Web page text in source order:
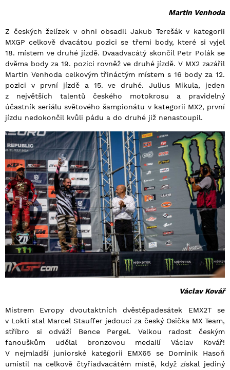
Martin Venhoda
Z českých želízek v ohni obsadil Jakub Terešák v kategorii
MXGP celkově dvacátou pozici se třemi body, které si vyjel
18. místem ve druhé jízdě. Dvaadvacátý skončil Petr Polák se
dvěma body za 19. pozici rovněž ve druhé jízdě. V MX2 zazářil
Martin Venhoda celkovým třináctým místem s 16 body za 12.
pozici v první jízdě a 15. ve druhé. Julius Mikula, jeden
z největších talentů českého motokrosu a pravidelný
účastník seriálu světového šampionátu v kategorii MX2, první
jízdu nedokončil kvůli pádu a do druhé již nenastoupil.
Václav Kovář
Mistrem Evropy dvoutaktních dvěstěpadesátek EMX2T se
v Lokti stal Marcel Stauffer jedoucí za český Osička MX Team,
stříbro si odváží Bence Pergel. Velkou radost českým
fanouškům udělal bronzovou medailí Václav Kovář!
V nejmladší juniorské kategorii EMX65 se Dominik Hasoň
umístil na celkově čtyřiadvacátém místě, když získal jediný